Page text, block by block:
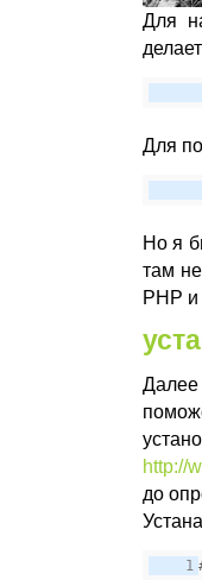
Для
Для
Но я
там
PHP и
http://
до